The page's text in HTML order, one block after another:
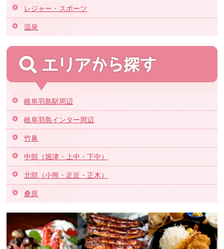
レジャー・スポーツ
温泉
岐阜羽島駅周辺
岐阜羽島インター周辺
竹鼻
中部（堀津・上中・下中）
北部（小熊・足近・正木）
桑原